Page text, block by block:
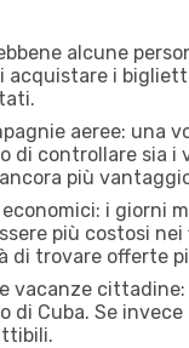
alcune
acquistare i
aeree: una
di controllare sia i
più
i giorni
più costosi
di trovare offerte
vacanze
Cuba. Se